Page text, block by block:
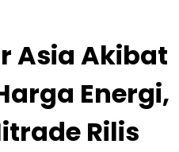
Asia Akibat
Energi,
Rilis